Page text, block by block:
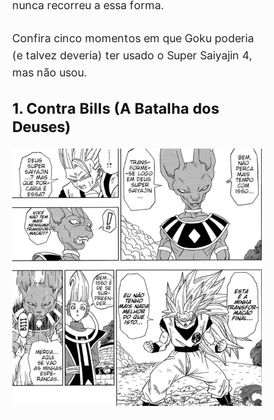
nunca recorreu a essa forma.
Confira cinco momentos em que Goku poderia
(e talvez deveria) ter usado o Super Saiyajin 4,
mas não usou.
1. Contra Bills (A Batalha dos
Deuses)